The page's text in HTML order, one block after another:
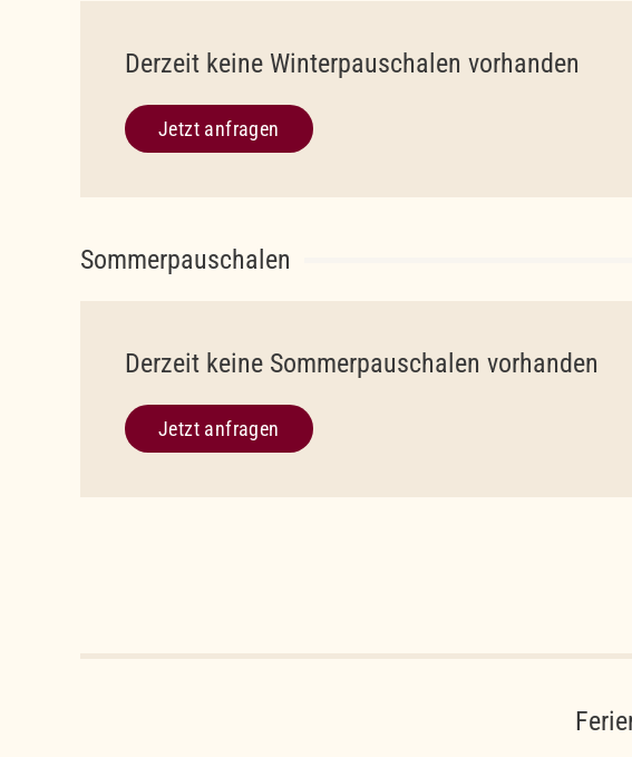
Derzeit keine Winterpauschalen vorhanden
Jetzt anfragen
Sommerpauschalen
Derzeit keine Sommerpauschalen vorhanden
Jetzt anfragen